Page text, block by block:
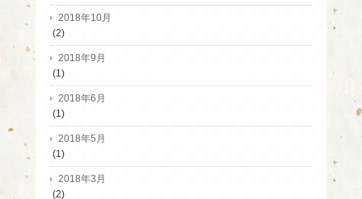
2018年10月
(2)
2018年9月
(1)
2018年6月
(1)
2018年5月
(1)
2018年3月
(2)